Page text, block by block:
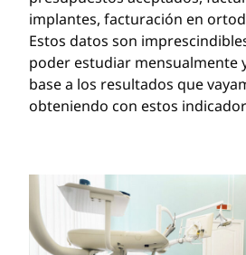
implantes, facturación en
Estos datos son
poder estudiar mensualmente
base a los resultados que
obteniendo con estos